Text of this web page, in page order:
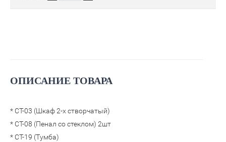
ОПИСАНИЕ ТОВАРА
* СТ-03 (Шкаф 2-х створчатый)
* СТ-08 (Пенал со стеклом) 2шт
* СТ-19 (Тумба)